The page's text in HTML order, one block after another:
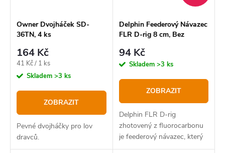
Owner Dvojháček SD-
36TN, 4 ks
164 Kč
Měrná
cena:
41 Kč / 1 ks
Skladem >3 ks
ZOBRAZIT
Pevné dvojháčky pro lov
dravců.
Delphin Feederový Návazec
FLR D-rig 8 cm, Bez
94 Kč
Skladem >3 ks
ZOBRAZIT
Delphin FLR D-rig
zhotovený z fluorocarbonu
je feederový návazec, který
je navázán jako tzv. D-rig a